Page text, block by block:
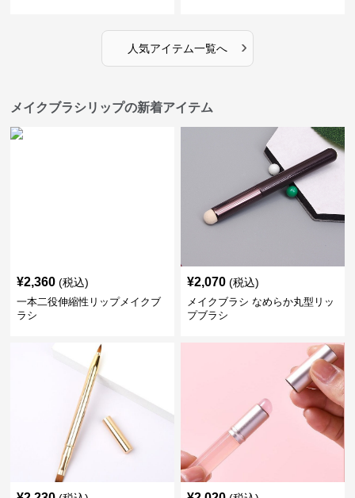
人気アイテム一覧へ ›
メイクブラシリップの新着アイテム
¥2,360 (税込)
一本二役伸縮性リップメイクブ
ラシ
¥2,070 (税込)
メイクブラシ なめらか丸型リッ
プブラシ